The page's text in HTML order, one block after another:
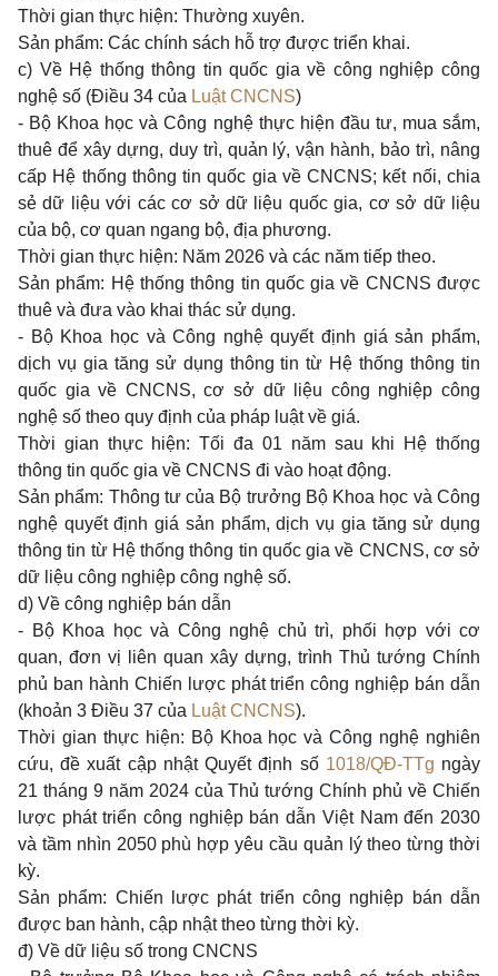
Thời gian thực hiện: Thường xuyên.
Sản phẩm: Các chính sách hỗ trợ được triển khai.
c) Về Hệ thống thông tin quốc gia về công nghiệp công
nghệ số (Điều 34 của Luật CNCNS)
- Bộ Khoa học và Công nghệ thực hiện đầu tư, mua sắm,
thuê để xây dựng, duy trì, quản lý, vận hành, bảo trì, nâng
cấp Hệ thống thông tin quốc gia về CNCNS; kết nối, chia
sẻ dữ liệu với các cơ sở dữ liệu quốc gia, cơ sở dữ liệu
của bộ, cơ quan ngang bộ, địa phương.
Thời gian thực hiện: Năm 2026 và các năm tiếp theo.
Sản phẩm: Hệ thống thông tin quốc gia về CNCNS được
thuê và đưa vào khai thác sử dụng.
- Bộ Khoa học và Công nghệ quyết định giá sản phẩm,
dịch vụ gia tăng sử dụng thông tin từ Hệ thống thông tin
quốc gia về CNCNS, cơ sở dữ liệu công nghiệp công
nghệ số theo quy định của pháp luật về giá.
Thời gian thực hiện: Tối đa 01 năm sau khi Hệ thống
thông tin quốc gia về CNCNS đi vào hoạt động.
Sản phẩm: Thông tư của Bộ trưởng Bộ Khoa học và Công
nghệ quyết định giá sản phẩm, dịch vụ gia tăng sử dụng
thông tin từ Hệ thống thông tin quốc gia về CNCNS, cơ sở
dữ liệu công nghiệp công nghệ số.
d) Về công nghiệp bán dẫn
- Bộ Khoa học và Công nghệ chủ trì, phối hợp với cơ
quan, đơn vị liên quan xây dựng, trình Thủ tướng Chính
phủ ban hành Chiến lược phát triển công nghiệp bán dẫn
(khoản 3 Điều 37 của Luật CNCNS).
Thời gian thực hiện: Bộ Khoa học và Công nghệ nghiên
cứu, đề xuất cập nhật Quyết định số 1018/QĐ-TTg ngày
21 tháng 9 năm 2024 của Thủ tướng Chính phủ về Chiến
lược phát triển công nghiệp bán dẫn Việt Nam đến 2030
và tầm nhìn 2050 phù hợp yêu cầu quản lý theo từng thời
kỳ.
Sản phẩm: Chiến lược phát triển công nghiệp bán dẫn
được ban hành, cập nhật theo từng thời kỳ.
đ) Về dữ liệu số trong CNCNS